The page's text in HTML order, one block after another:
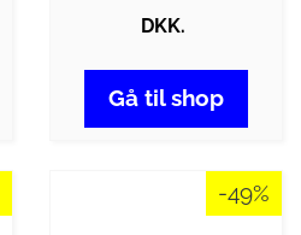
DKK.
Gå til shop
-49%